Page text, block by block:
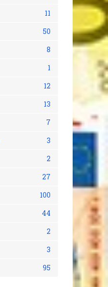
11
50
8
1
12
13
7
3
2
27
100
44
2
3
95